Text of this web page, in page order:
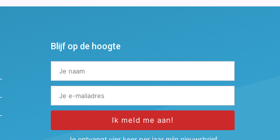
Blijf op de hoogte
Ik meld me aan!
Alternative: